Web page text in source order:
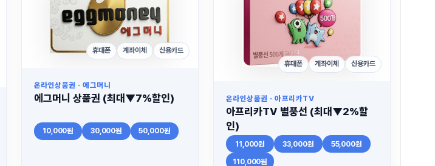
휴대폰 계좌이체 신용카드
온라인상품권 · 에그머니
에그머니 상품권 (최대▼7%할인)
10,000원 30,000원 50,000원
휴대폰 계좌이체 신용카드
온라인상품권 · 아프리카TV
아프리카TV 별풍선 (최대▼2%할
인)
11,000원 33,000원
55,000원
110,000원